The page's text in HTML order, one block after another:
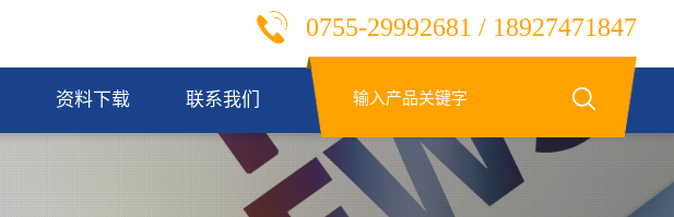
0755-29992681 / 18927471847
资料下载 联系我们